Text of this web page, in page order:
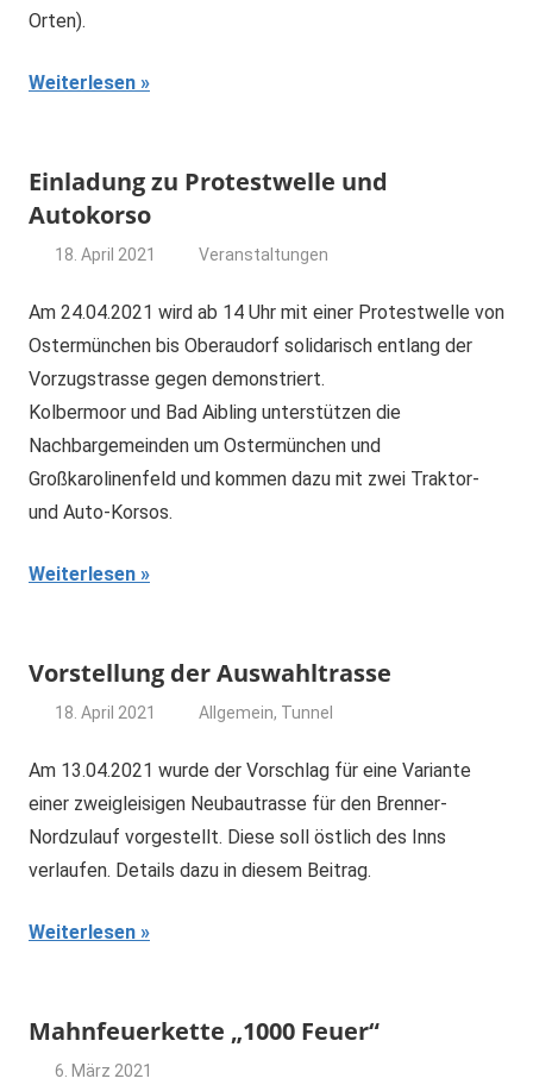
Orten).
Weiterlesen
Einladung zu Protestwelle und
Autokorso
18. April 2021
Veranstaltungen
Am 24.04.2021 wird ab 14 Uhr mit einer Protestwelle von
Ostermünchen bis Oberaudorf solidarisch entlang der
Vorzugstrasse gegen demonstriert.
Kolbermoor und Bad Aibling unterstützen die
Nachbargemeinden um Ostermünchen und
Großkarolinenfeld und kommen dazu mit zwei Traktor-
und Auto-Korsos.
Weiterlesen
Vorstellung der Auswahltrasse
18. April 2021
Allgemein, Tunnel
Am 13.04.2021 wurde der Vorschlag für eine Variante
einer zweigleisigen Neubautrasse für den Brenner-
Nordzulauf vorgestellt. Diese soll östlich des Inns
verlaufen. Details dazu in diesem Beitrag.
Weiterlesen
Mahnfeuerkette „1000 Feuer“
6. März 2021